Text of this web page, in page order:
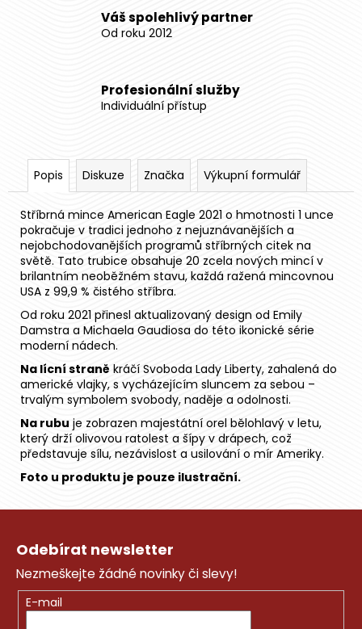
Váš spolehlivý partner
Od roku 2012
Profesionální služby
Individuální přístup
Popis Diskuze Značka Výkupní formulář
Stříbrná mince American Eagle 2021 o hmotnosti 1 unce
pokračuje v tradici jednoho z nejuznávanějších a
nejobchodovanějších programů stříbrných citek na
světě. Tato trubice obsahuje 20 zcela nových mincí v
brilantním neoběžném stavu, každá ražená mincovnou
USA z 99,9 % čistého stříbra.
Od roku 2021 přinesl aktualizovaný design od Emily
Damstra a Michaela Gaudiosa do této ikonické série
moderní nádech.
Na lícní straně kráčí Svoboda Lady Liberty, zahalená do
americké vlajky, s vycházejícím sluncem za sebou –
trvalým symbolem svobody, naděje a odolnosti.
Na rubu je zobrazen majestátní orel bělohlavý v letu,
který drží olivovou ratolest a šípy v drápech, což
představuje sílu, nezávislost a usilování o mír Ameriky.
Foto u produktu je pouze ilustrační.
Odebírat newsletter
Nezmeškejte žádné novinky či slevy!
E-mail